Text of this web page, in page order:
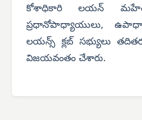
కోశాధికారి లయన్
ప్రధానోపాధ్యాయులు,
లయన్స్ క్లబ్ సభ్యులు
విజయవంతం చేశారు.